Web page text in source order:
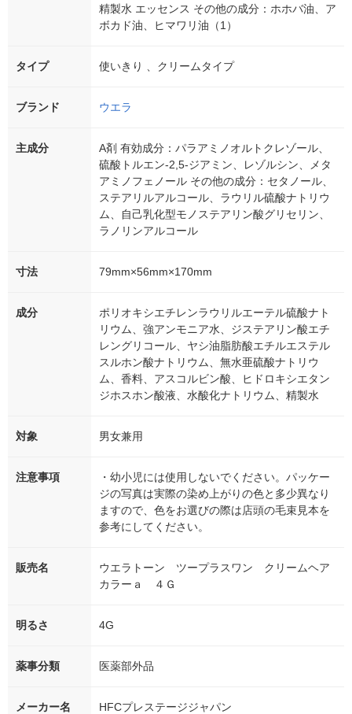
精製水 エッセンス その他の成分：ホホバ油、ア
ボカド油、ヒマワリ油（1）
タイプ 使いきり 、クリームタイプ
ブランド ウエラ
主成分
A剤 有効成分：パラアミノオルトクレゾール、
硫酸トルエン-2,5-ジアミン、レゾルシン、メタ
アミノフェノール その他の成分：セタノール、
ステアリルアルコール、ラウリル硫酸ナトリウ
ム、自己乳化型モノステアリン酸グリセリン、
ラノリンアルコール
寸法 79mm×56mm×170mm
成分
ポリオキシエチレンラウリルエーテル硫酸ナト
リウム、強アンモニア水、ジステアリン酸エチ
レングリコール、ヤシ油脂肪酸エチルエステル
スルホン酸ナトリウム、無水亜硫酸ナトリウ
ム、香料、アスコルビン酸、ヒドロキシエタン
ジホスホン酸液、水酸化ナトリウム、精製水
対象 男女兼用
注意事項
・幼小児には使用しないでください。パッケー
ジの写真は実際の染め上がりの色と多少異なり
ますので、色をお選びの際は店頭の毛束見本を
参考にしてください。
販売名
ウエラトーン ツープラスワン クリームヘア
カラーａ ４Ｇ
明るさ 4G
薬事分類 医薬部外品
メーカー名 HFCプレステージジャパン